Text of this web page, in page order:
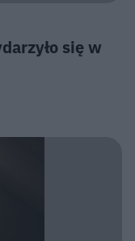
się w